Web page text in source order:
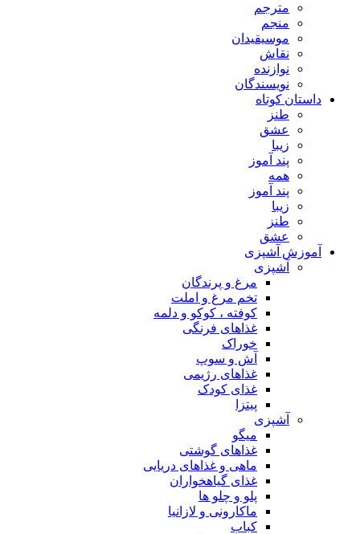
مترجم
منجم
موسیقیدان
نقاش
نوازنده
نویسندگان
داستان کوتاه
طنز
عشق
زیبا
پند آموز
همه
پند آموز
زیبا
طنز
عشق
آموزش آشپزی
آشپزی
مرغ و پرندگان
تخم مرغ و املت
کوفته ، کوکو و دلمه
غذاهای فرنگی
خوراک
آش و سوپ
غذاهای رژیمی
غذای کودک
پیتزا
آشپزی
میگو
غذاهای گوشتی
ماهی و غذاهای دریایی
غذای گیاهخواران
پلو و چلو ها
ماکارونی و لازانیا
کباب